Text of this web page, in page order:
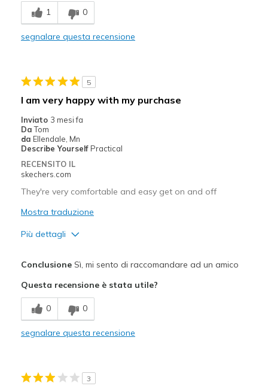
Comfortable
Need Break In
Migliori Utilizzi:
Casual Wear
Sizing
Feels half size too small
View On Shoes
1 0
segnalare questa recensione
5
I am very happy with my purchase
Inviato 3 mesi fa
Da Tom
da Ellendale, Mn
Describe Yourself Practical
RECENSITO IL
skechers.com
They're very comfortable and easy get on and off
Mostra traduzione
Più dettagli
Breathe Well
Comfortable
ConclusioneSì, mi sento di raccomandare ad un amico
Questa recensione è stata utile?
0 0
segnalare questa recensione
3